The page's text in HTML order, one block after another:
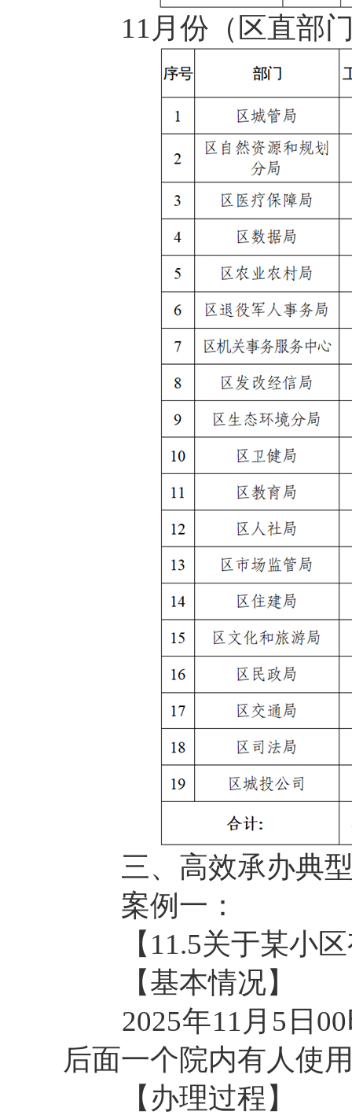
11月份（区直部
三、高效承办典
案例一：
【11.5关于某小区
【基本情况】
2025年11月5日00
后面一个院内有人使
【办理过程】